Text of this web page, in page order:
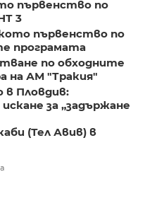
първенство по
3
първенство по
програмата
по обходните
на АМ "Тракия"
Пловдив:
за „задържане
(Тел Авив) в